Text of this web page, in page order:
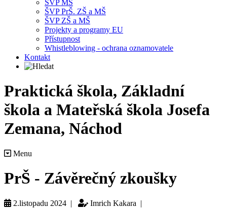
ŠVP MŠ
ŠVP PrŠ. ZŠ a MŠ
ŠVP ZŠ a MŠ
Projekty a programy EU
Přístupnost
Whistleblowing - ochrana oznamovatele
Kontakt
Praktická škola, Základní
škola a Mateřská škola Josefa
Zemana, Náchod
Menu
PrŠ - Závěrečný zkoušky
2.listopadu 2024 | Imrich Kakara |